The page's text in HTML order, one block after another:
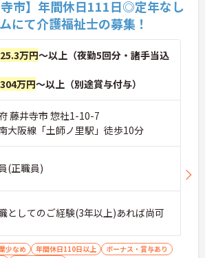
寺市】年間休日111日◎定年なし
にて介護福祉士の募集！
25.3万円～以上（夜勤5回分・諸手当込
304万円～以上（別途賞与付与）
藤井寺市 惣社1-10-7
大阪線「土師ノ里駅」徒歩10分
(正職員)
としてのご経験(3年以上)あれば尚可
少なめ 年間休日110日以上
ボーナス・賞与あり